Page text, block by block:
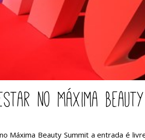
no Máxima
Máxima Beauty Summit a entrada é